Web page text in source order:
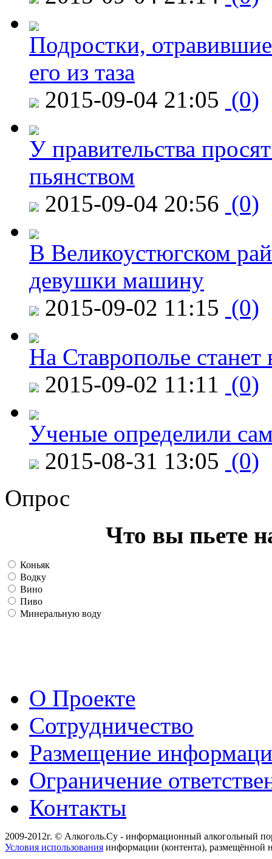
Подростки,
его из таза
2015-09-04 21:05 (0)
У правительства
пьянством
2015-09-04 20:56 (0)
В Великоустюгском
девушки машину
2015-09-02 11:15 (0)
На Ставрополье
2015-09-02 11:11 (0)
Ученые определили
2015-08-31 13:05 (0)
Опрос
Что вы пьете
Коньяк
Водку
Вино
Пиво
Минеральную воду
О Проекте
Сотрудничество
Размещение
Ограничение
Контакты
2009-2012г. © Алкоголь.Су - информационный алкогольный
Условия использования информации (контента), размещённой